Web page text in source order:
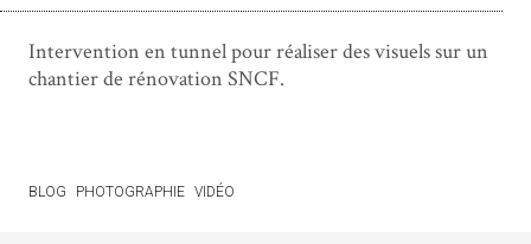
Intervention en tunnel pour réaliser des visuels sur un
chantier de rénovation SNCF.
BLOG PHOTOGRAPHIE VIDÉO